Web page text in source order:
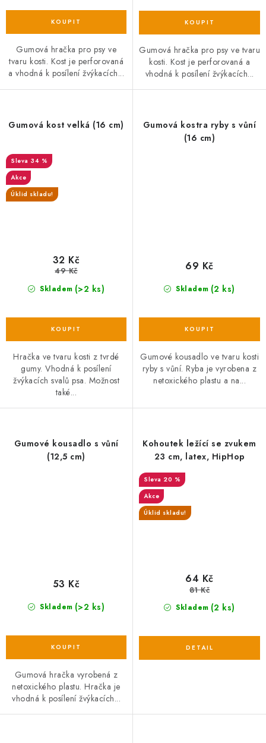
Gumová hračka pro psy ve
tvaru kosti. Kost je perforovaná
a vhodná k posílení žvýkacích...
Gumová hračka pro psy ve tvaru
kosti. Kost je perforovaná a
vhodná k posílení žvýkacích...
Gumová kost velká (16 cm)
34 %
Akce
Úklid skladu!
Skladem (>2 ks)
32 Kč
49 Kč
Hračka ve tvaru kosti z tvrdé
gumy. Vhodná k posílení
žvýkacích svalů psa. Možnost
také...
Gumová kostra ryby s vůní
(16 cm)
Skladem (2 ks)
69 Kč
Gumové kousadlo ve tvaru kosti
ryby s vůní. Ryba je vyrobena z
netoxického plastu a na...
Gumové kousadlo s vůní
(12,5 cm)
Skladem (>2 ks)
53 Kč
Gumová hračka vyrobená z
netoxického plastu. Hračka je
vhodná k posílení žvýkacích...
Kohoutek ležící se zvukem
23 cm, latex, HipHop
20 %
Akce
Úklid skladu!
Skladem (2 ks)
64 Kč
81 Kč